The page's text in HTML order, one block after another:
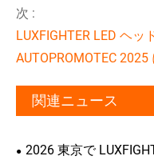
次 :
LUXFIGHTER LED ヘ
AUTOPROMOTEC 2025
関連ニュース
2026 東京で